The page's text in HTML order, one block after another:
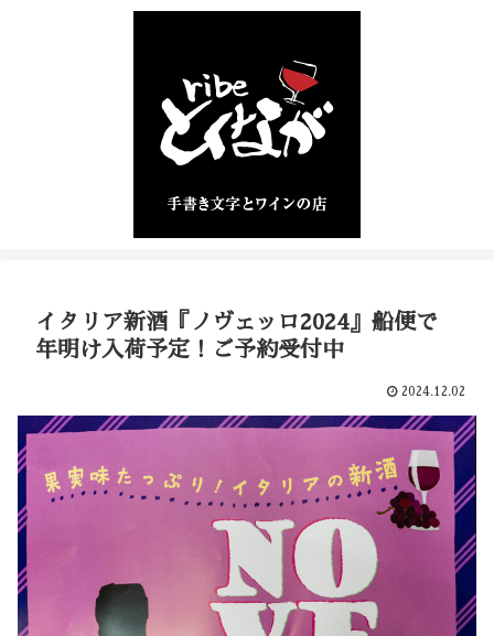
イタリア新酒『ノヴェッロ2024』船便で
年明け入荷予定！ご予約受付中
2024.12.02